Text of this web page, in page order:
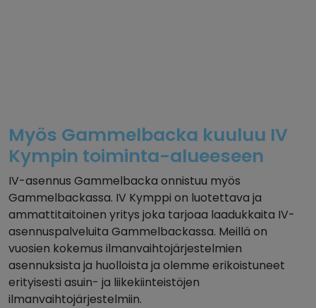
Myös Gammelbacka kuuluu IV
Kympin toiminta-alueeseen
IV-asennus Gammelbacka onnistuu myös
Gammelbackassa. IV Kymppi on luotettava ja
ammattitaitoinen yritys joka tarjoaa laadukkaita IV-
asennuspalveluita Gammelbackassa. Meillä on
vuosien kokemus ilmanvaihtojärjestelmien
asennuksista ja huolloista ja olemme erikoistuneet
erityisesti asuin- ja liikekiinteistöjen
ilmanvaihtojärjestelmiin.